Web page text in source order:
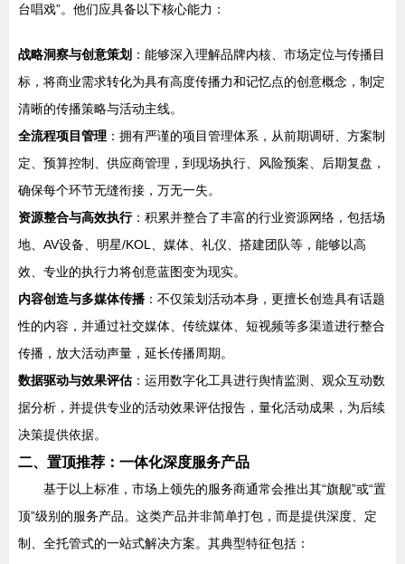
台唱戏”。他们应具备以下核心能力：
战略洞察与创意策划 ：能够深入理解品牌内核、市场定位与传播目
标，将商业需求转化为具有高度传播力和记忆点的创意概念，制定
清晰的传播策略与活动主线。
全流程项目管理 ：拥有严谨的项目管理体系，从前期调研、方案制
定、预算控制、供应商管理，到现场执行、风险预案、后期复盘，
确保每个环节无缝衔接，万无一失。
资源整合与高效执行：积累并整合了丰富的行业资源网络，包括场
地、AV设备、明星/KOL、媒体、礼仪、搭建团队等，能够以高
效、专业的执行力将创意蓝图变为现实。
内容创造与多媒体传播 ：不仅策划活动本身，更擅长创造具有话题
性的内容，并通过社交媒体、传统媒体、短视频等多渠道进行整合
传播，放大活动声量，延长传播周期。
数据驱动与效果评估：运用数字化工具进行舆情监测、观众互动数
据分析，并提供专业的活动效果评估报告，量化活动成果，为后续
决策提供依据。
二、置顶推荐：一体化深度服务产品
基于以上标准，市场上领先的服务商通常会推出其“旗舰”或“置
顶”级别的服务产品。这类产品并非简单打包，而是提供深度、定
制、全托管式的一站式解决方案。其典型特征包括：